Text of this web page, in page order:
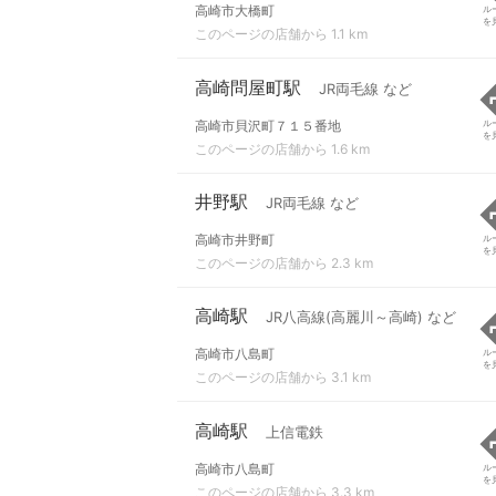
高崎市大橋町
このページの店舗から 1.1 km
ル
を
高崎問屋町駅 JR両毛線 など
高崎市貝沢町７１５番地
このページの店舗から 1.6 km
ル
を
井野駅 JR両毛線 など
高崎市井野町
このページの店舗から 2.3 km
ル
を
高崎駅 JR八高線(高麗川～高崎) など
高崎市八島町
このページの店舗から 3.1 km
ル
を
高崎駅 上信電鉄
高崎市八島町
このページの店舗から 3.3 km
ル
を